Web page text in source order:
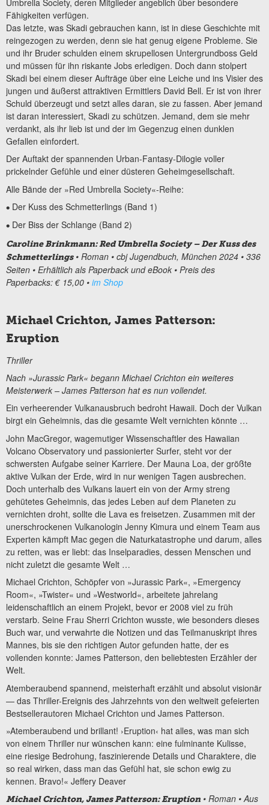
Fähigkeiten verfügen.
Das letzte, was Skadi gebrauchen kann, ist in diese Geschichte mit
reingezogen zu werden, denn sie hat genug eigene Probleme. Sie
und ihr Bruder schulden einem skrupellosen Untergrundboss Geld
und müssen für ihn riskante Jobs erledigen. Doch dann stolpert
Skadi bei einem dieser Aufträge über eine Leiche und ins Visier des
jungen und äußerst attraktiven Ermittlers David Bell. Er ist von ihrer
Schuld überzeugt und setzt alles daran, sie zu fassen. Aber jemand
ist daran interessiert, Skadi zu schützen. Jemand, dem sie mehr
verdankt, als ihr lieb ist und der im Gegenzug einen dunklen
Gefallen einfordert.
Der Auftakt der spannenden Urban-Fantasy-Dilogie voller
prickelnder Gefühle und einer düsteren Geheimgesellschaft.
Alle Bände der »Red Umbrella Society«-Reihe:
• Der Kuss des Schmetterlings (Band 1)
• Der Biss der Schlange (Band 2)
Caroline Brinkmann: Red Umbrella Society – Der Kuss des
Schmetterlings• Roman • cbj Jugendbuch, München 2024 • 336
Seiten • Erhältlich als Paperback und eBook • Preis des
Paperbacks: € 15,00 • im Shop
Michael Crichton, James Patterson:
Eruption
Thriller
Nach »Jurassic Park« begann Michael Crichton ein weiteres
Meisterwerk – James Patterson hat es nun vollendet.
Ein verheerender Vulkanausbruch bedroht Hawaii. Doch der Vulkan
birgt ein Geheimnis, das die gesamte Welt vernichten könnte …
John MacGregor, wagemutiger Wissenschaftler des Hawaiian
Volcano Observatory und passionierter Surfer, steht vor der
schwersten Aufgabe seiner Karriere. Der Mauna Loa, der größte
aktive Vulkan der Erde, wird in nur wenigen Tagen ausbrechen.
Doch unterhalb des Vulkans lauert ein von der Army streng
gehütetes Geheimnis, das jedes Leben auf dem Planeten zu
vernichten droht, sollte die Lava es freisetzen. Zusammen mit der
unerschrockenen Vulkanologin Jenny Kimura und einem Team aus
Experten kämpft Mac gegen die Naturkatastrophe und darum, alles
zu retten, was er liebt: das Inselparadies, dessen Menschen und
nicht zuletzt die gesamte Welt …
Michael Crichton, Schöpfer von »Jurassic Park«, »Emergency
Room«, »Twister« und »Westworld«, arbeitete jahrelang
leidenschaftlich an einem Projekt, bevor er 2008 viel zu früh
verstarb. Seine Frau Sherri Crichton wusste, wie besonders dieses
Buch war, und verwahrte die Notizen und das Teilmanuskript ihres
Mannes, bis sie den richtigen Autor gefunden hatte, der es
vollenden konnte: James Patterson, den beliebtesten Erzähler der
Welt.
Atemberaubend spannend, meisterhaft erzählt und absolut visionär
— das Thriller-Ereignis des Jahrzehnts von den weltweit gefeierten
Bestsellerautoren Michael Crichton und James Patterson.
»Atemberaubend und brillant! ›Eruption‹ hat alles, was man sich
von einem Thriller nur wünschen kann: eine fulminante Kulisse,
eine riesige Bedrohung, faszinierende Details und Charaktere, die
so real wirken, dass man das Gefühl hat, sie schon ewig zu
kennen. Bravo!« Jeffery Deaver
Michael Crichton, James Patterson: Eruption • Roman • Aus